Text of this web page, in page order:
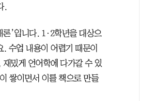
.
’입니다. 1·2학년을 대상으
수업 내용이 어렵기 때문이
밌게 언어학에 다가갈 수 있
쌓이면서 이를 책으로 만들